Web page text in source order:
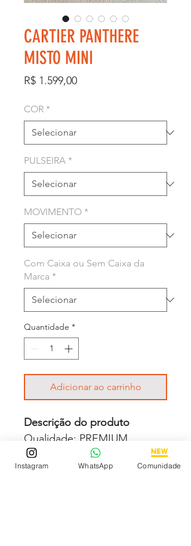
CARTIER PANTHERE
MISTO MINI
R$ 1.599,00Preço
COR *
PULSEIRA *
MOVIMENTO *
Com Caixa ou Sem Caixa da
Marca *
Quantidade *
Adicionar ao carrinho
Descrição do produto
Qualidade: PREMIUM
Movimento: BATERIA
Vidro: Cristal Mineral
Instagram WhatsApp Comunidade